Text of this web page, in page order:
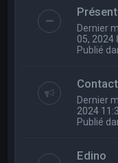
Dernier
05, 2024
Publié
Dernier
2024
Publié
Edino